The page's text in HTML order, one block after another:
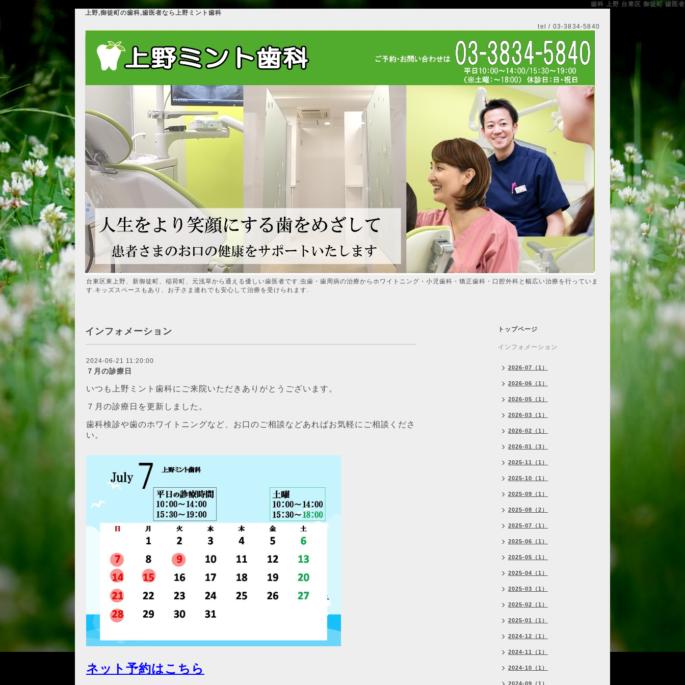
歯科 上野 台東区 御徒町 歯医者
上野,御徒町の歯科,歯医者なら上野ミント歯科
tel / 03-3834-5840
台東区東上野、新御徒町、稲荷町、元浅草から通える優しい歯医者です.虫歯・歯周病の治療からホワイトニング・小児歯科・矯正歯科・口腔外科と幅広い治療を行っていま
す.キッズスペースもあり、お子さま連れでも安心して治療を受けられます.
インフォメーション
2024-06-21 11:20:00
７月の診療日
いつも上野ミント歯科にご来院いただきありがとうございます。
７月の診療日を更新しました。
歯科検診や歯のホワイトニングなど、お口のご相談などあればお気軽にご相談くださ
い。
ネット予約はこちら
トップページ
インフォメーション
2026-07（1）
2026-06（1）
2026-05（1）
2026-03（1）
2026-02（1）
2026-01（3）
2025-11（1）
2025-10（1）
2025-09（1）
2025-08（2）
2025-07（1）
2025-06（1）
2025-05（1）
2025-04（1）
2025-03（1）
2025-02（1）
2025-01（1）
2024-12（1）
2024-11（1）
2024-10（1）
2024-09（1）